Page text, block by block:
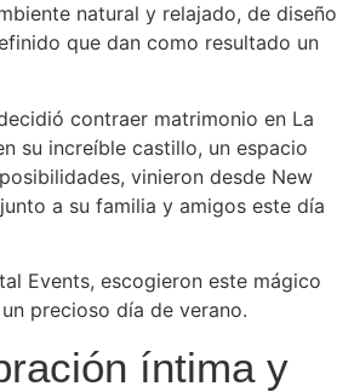
natural y relajado, de diseño
que dan como resultado un
contraer matrimonio en La
su increíble castillo, un espacio
vinieron desde New
a su familia y amigos este día
Events, escogieron este mágico
precioso día de verano.
íntima y